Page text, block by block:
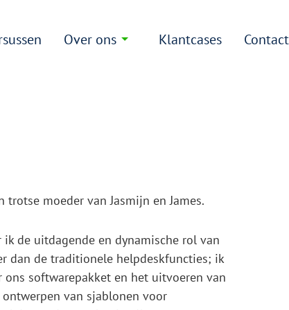
Over ons Klantcases Contact
moeder van Jasmijn en James.
de uitdagende en dynamische rol van
dan de traditionele helpdeskfuncties; ik
softwarepakket en het uitvoeren van
van sjablonen voor